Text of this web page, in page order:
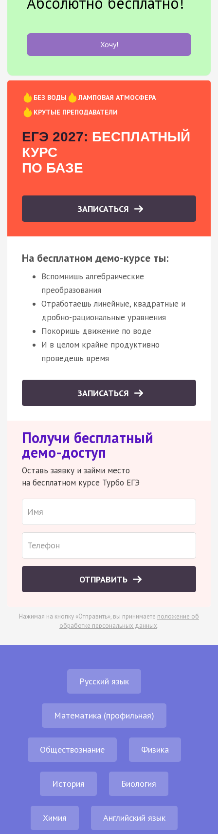
Хочу!
БЕЗ ВОДЫ
ЛАМПОВАЯ АТМОСФЕРА
КРУТЫЕ ПРЕПОДАВАТЕЛИ
ЕГЭ 2027: БЕСПЛАТНЫЙ
КУРС
ПО БАЗЕ
ЗАПИСАТЬСЯ
На бесплатном демо-курсе ты:
Вспомнишь алгебраические
преобразования
Отработаешь линейные, квадратные и
дробно-рациональные уравнения
Покоришь движение по воде
И в целом крайне продуктивно
проведешь время
ЗАПИСАТЬСЯ
Получи бесплатный
демо-доступ
Оставь заявку и займи место
на бесплатном курсе Турбо ЕГЭ
ОТПРАВИТЬ
Нажимая на кнопку «Отправить», вы принимаете положение об
обработке персональных данных.
Русский язык
Математика (профильная)
Обществознание Физика
История Биология
Химия Английский язык